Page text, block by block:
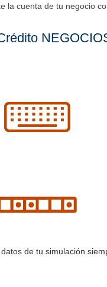
la cuenta de tu negocio
de tu simulación